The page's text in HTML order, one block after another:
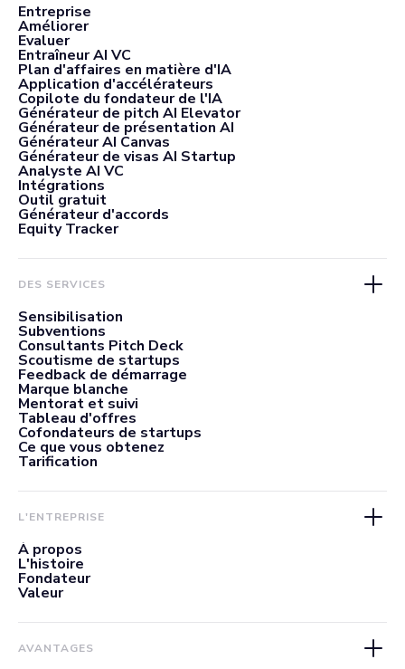
Entreprise
Améliorer
Evaluer
Entraîneur AI VC
Plan d'affaires en matière d'IA
Application d'accélérateurs
Copilote du fondateur de l'IA
Générateur de pitch AI Elevator
Générateur de présentation AI
Générateur AI Canvas
Générateur de visas AI Startup
Analyste AI VC
Intégrations
Outil gratuit
Générateur d'accords
Equity Tracker
DES SERVICES
Sensibilisation
Subventions
Consultants Pitch Deck
Scoutisme de startups
Feedback de démarrage
Marque blanche
Mentorat et suivi
Tableau d'offres
Cofondateurs de startups
Ce que vous obtenez
Tarification
L'ENTREPRISE
À propos
L'histoire
Fondateur
Valeur
AVANTAGES